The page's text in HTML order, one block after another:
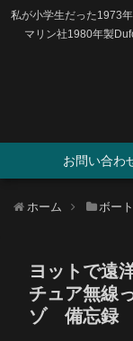
私が小学生だった1973
マリン社1980年製
お問い合わ
ホーム ボー
ヨットで遠
チュア無線
ゾ 備忘録